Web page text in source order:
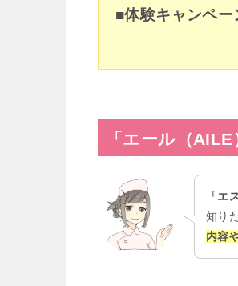
■体験キャンペ
「エール（
「 エ
知り
内容